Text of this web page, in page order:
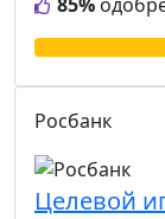
Росбанк
Целевой